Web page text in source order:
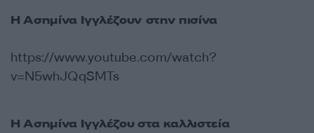
Η Ασημίνα Ιγγλέζουν στην πισίνα
https://www.youtube.com/watch?
v=N5whJQqSMTs
Η Ασημίνα Ιγγλέζου στα καλλιστεία